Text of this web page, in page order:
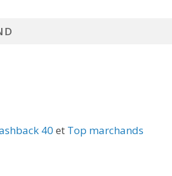
40 et Top marchands